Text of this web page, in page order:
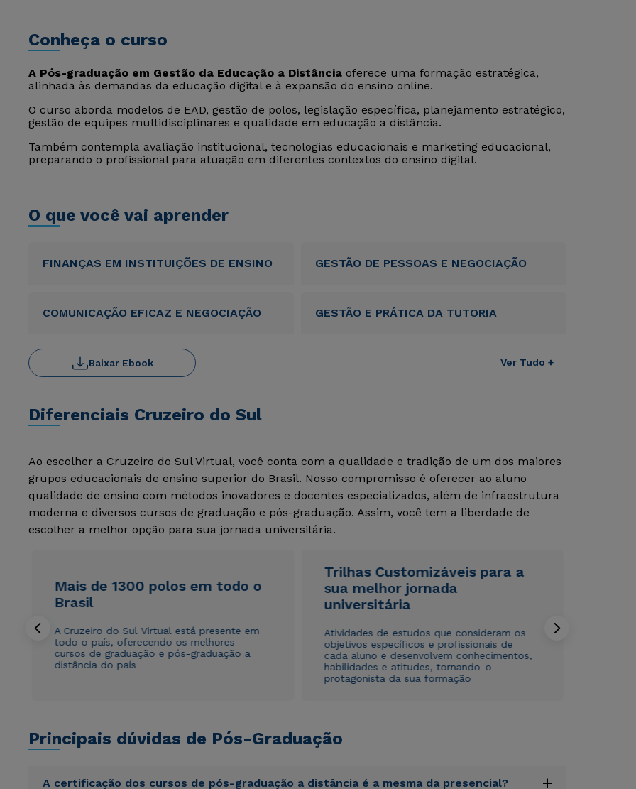
Conheça o curso
A Pós-graduação em Gestão da Educação a Distância oferece uma formação estratégica,
alinhada às demandas da educação digital e à expansão do ensino online.
O curso aborda modelos de EAD, gestão de polos, legislação específica, planejamento estratégico,
gestão de equipes multidisciplinares e qualidade em educação a distância.
Também contempla avaliação institucional, tecnologias educacionais e marketing educacional,
preparando o profissional para atuação em diferentes contextos do ensino digital.
O que você vai aprender
FINANÇAS EM INSTITUIÇÕES DE ENSINO GESTÃO DE PESSOAS E NEGOCIAÇÃO
COMUNICAÇÃO EFICAZ E NEGOCIAÇÃO GESTÃO E PRÁTICA DA TUTORIA
Ver Tudo +
Baixar Ebook
Diferenciais Cruzeiro do Sul
Ao escolher a Cruzeiro do Sul Virtual, você conta com a qualidade e tradição de um dos maiores
grupos educacionais de ensino superior do Brasil. Nosso compromisso é oferecer ao aluno
qualidade de ensino com métodos inovadores e docentes especializados, além de infraestrutura
moderna e diversos cursos de graduação e pós-graduação. Assim, você tem a liberdade de
escolher a melhor opção para sua jornada universitária.
Mais de 1300 polos em todo o
Brasil
A Cruzeiro do Sul Virtual está presente em
todo o país, oferecendo os melhores
cursos de graduação e pós-graduação a
distância do país
Trilhas Customizáveis para a
sua melhor jornada
universitária
Atividades de estudos que consideram os
objetivos específicos e profissionais de
cada aluno e desenvolvem conhecimentos,
habilidades e atitudes, tornando-o
protagonista da sua formação
Principais dúvidas de Pós-Graduação
A certificação dos cursos de pós-graduação a distância é a mesma da presencial? +
Rápido e fácil
WhatsApp
ou
Rápido e fácil
WhatsApp
ou